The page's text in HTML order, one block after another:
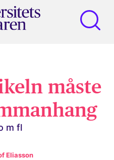
måste
m fl
Eliasson